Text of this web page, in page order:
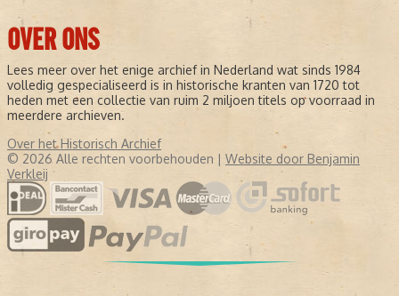
OVER ONS
Lees meer over het enige archief in Nederland wat sinds 1984
volledig gespecialiseerd is in historische kranten van 1720 tot
heden met een collectie van ruim 2 miljoen titels op voorraad in
meerdere archieven.
Over het Historisch Archief
© 2026 Alle rechten voorbehouden | Website door Benjamin
Verkleij